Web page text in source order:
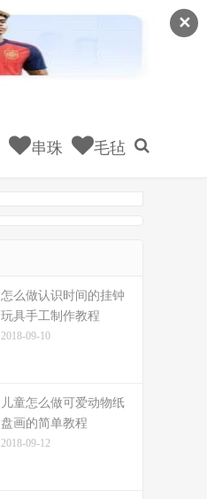
✕
串珠 毛毡
怎么做认识时间的挂钟
玩具手工制作教程
2018-09-10
儿童怎么做可爱动物纸
盘画的简单教程
2018-09-12